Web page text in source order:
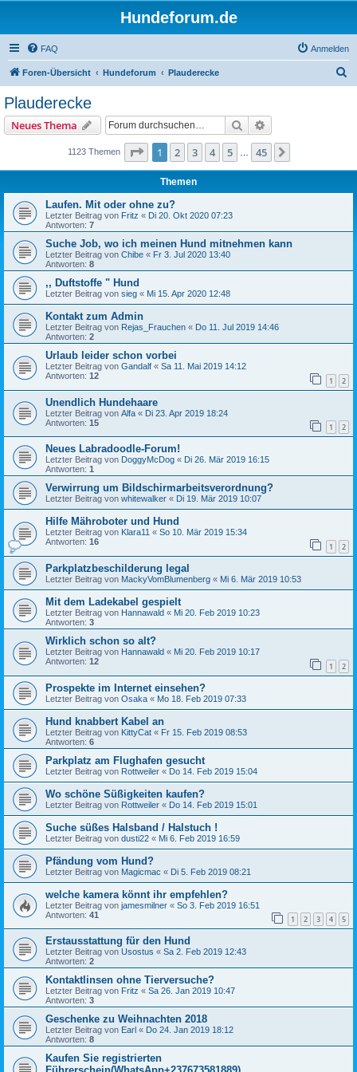
Hundeforum.de
FAQ Anmelden
Foren-Übersicht Hundeforum Plauderecke
Plauderecke
Neues Thema Suche
1123 Themen Seite 1von 45
1 2 3 4 5 45
Themen
Laufen. Mit oder ohne zu?
Letzter Beitrag von Fritz « Di 20. Okt 2020 07:23
Antworten: 7
Suche Job, wo ich meinen Hund mitnehmen kann
Letzter Beitrag von Chibe « Fr 3. Jul 2020 13:40
Antworten: 8
,, Duftstoffe " Hund
Letzter Beitrag von sieg « Mi 15. Apr 2020 12:48
Kontakt zum Admin
Letzter Beitrag von Rejas_Frauchen « Do 11. Jul 2019 14:46
Antworten: 2
Urlaub leider schon vorbei
Letzter Beitrag von Gandalf « Sa 11. Mai 2019 14:12
Antworten: 12 1 2
Unendlich Hundehaare
Letzter Beitrag von Alfa « Di 23. Apr 2019 18:24
Antworten: 15 1 2
Neues Labradoodle-Forum!
Letzter Beitrag von DoggyMcDog « Di 26. Mär 2019 16:15
Antworten: 1
Verwirrung um Bildschirmarbeitsverordnung?
Letzter Beitrag von whitewalker « Di 19. Mär 2019 10:07
Hilfe Mähroboter und Hund
Letzter Beitrag von Klara11 « So 10. Mär 2019 15:34
Antworten: 16 1 2
Parkplatzbeschilderung legal
Letzter Beitrag von MackyVomBlumenberg « Mi 6. Mär 2019 10:53
Mit dem Ladekabel gespielt
Letzter Beitrag von Hannawald « Mi 20. Feb 2019 10:23
Antworten: 3
Wirklich schon so alt?
Letzter Beitrag von Hannawald « Mi 20. Feb 2019 10:17
Antworten: 12 1 2
Prospekte im Internet einsehen?
Letzter Beitrag von Osaka « Mo 18. Feb 2019 07:33
Hund knabbert Kabel an
Letzter Beitrag von KittyCat « Fr 15. Feb 2019 08:53
Antworten: 6
Parkplatz am Flughafen gesucht
Letzter Beitrag von Rottweiler « Do 14. Feb 2019 15:04
Wo schöne Süßigkeiten kaufen?
Letzter Beitrag von Rottweiler « Do 14. Feb 2019 15:01
Suche süßes Halsband / Halstuch !
Letzter Beitrag von dusti22 « Mi 6. Feb 2019 16:59
Pfändung vom Hund?
Letzter Beitrag von Magicmac « Di 5. Feb 2019 08:21
welche kamera könnt ihr empfehlen?
Letzter Beitrag von jamesmilner « So 3. Feb 2019 16:51
Antworten: 41 1 2 3 4 5
Erstausstattung für den Hund
Letzter Beitrag von Usostus « Sa 2. Feb 2019 12:43
Antworten: 2
Kontaktlinsen ohne Tierversuche?
Letzter Beitrag von Fritz « Sa 26. Jan 2019 10:47
Antworten: 3
Geschenke zu Weihnachten 2018
Letzter Beitrag von Earl « Do 24. Jan 2019 18:12
Antworten: 8
Kaufen Sie registrierten